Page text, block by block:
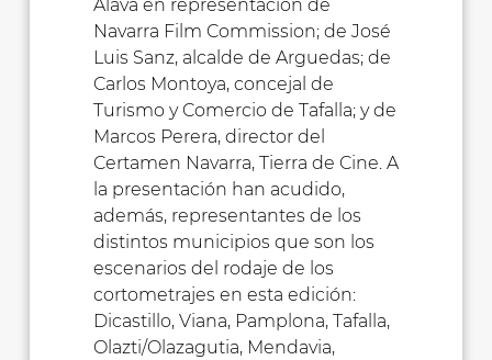
Álava en representación de
Navarra Film Commission; de José
Luis Sanz, alcalde de Arguedas; de
Carlos Montoya, concejal de
Turismo y Comercio de Tafalla; y de
Marcos Perera, director del
Certamen Navarra, Tierra de Cine. A
la presentación han acudido,
además, representantes de los
distintos municipios que son los
escenarios del rodaje de los
cortometrajes en esta edición:
Dicastillo, Viana, Pamplona, Tafalla,
Olazti/Olazagutia, Mendavia,